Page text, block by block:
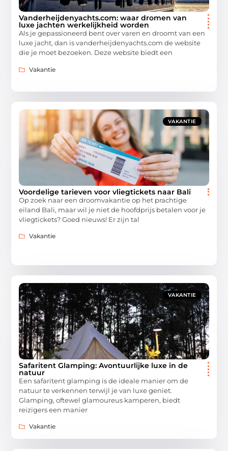
Vanderheijdenyachts.com: waar dromen van
luxe jachten werkelijkheid worden
Als je gepassioneerd bent over varen en droomt van een
luxe jacht, dan is vanderheijdenyachts.com de website
die je moet bezoeken. Deze website biedt een
Vakantie
VAKANTIE
Voordelige tarieven voor vliegtickets naar Bali
Op zoek naar een droomvakantie op het prachtige
eiland Bali, maar wil je niet de hoofdprijs betalen voor je
vliegtickets? Goed nieuws! Er zijn tal
Vakantie
VAKANTIE
Safaritent Glamping: Avontuurlijke luxe in de
natuur
Een safaritent glamping is de ideale manier om de
natuur te verkennen terwijl je van luxe geniet.
Glamping, oftewel glamoureus kamperen, biedt
reizigers een manier
Vakantie